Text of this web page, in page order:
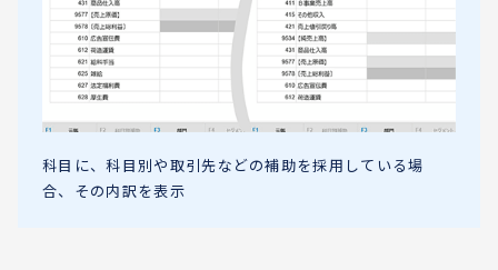
科目に、科目別や取引先などの補助を採用している場
合、その内訳を表示